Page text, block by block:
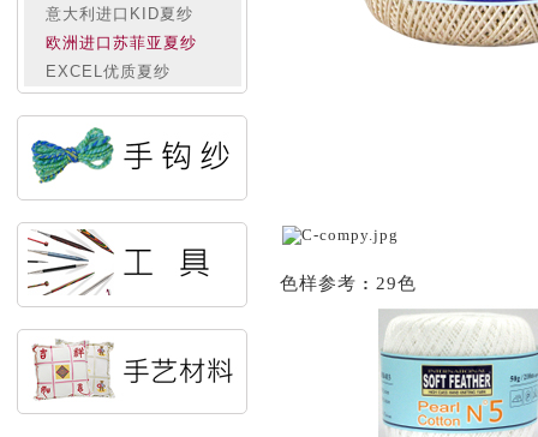
意大利进口KID夏纱
欧洲进口苏菲亚夏纱
EXCEL优质夏纱
色样参考 : 29色